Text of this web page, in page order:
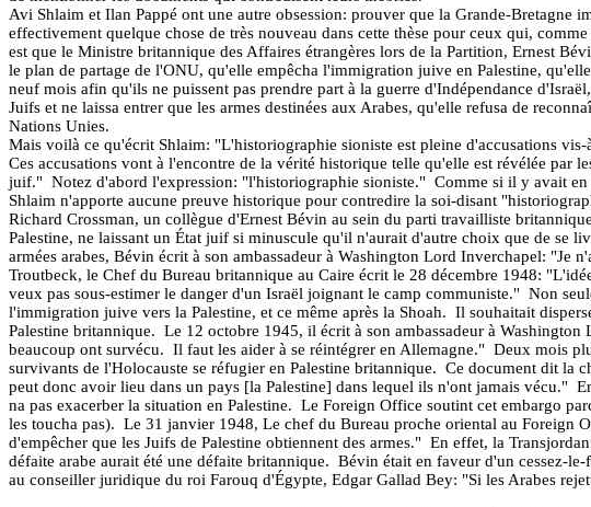
Avi Shlaim et Ilan Pappé ont une autre obsession: prouver que la Grande-Bretagne
effectivement quelque chose de très nouveau dans cette thèse pour ceux qui,
est que le Ministre britannique des Affaires étrangères lors de la Partition, Ernest
le plan de partage de l'ONU, qu'elle empêcha l'immigration juive en Palestine,
neuf mois afin qu'ils ne puissent pas prendre part à la guerre d'Indépendance
Juifs et ne laissa entrer que les armes destinées aux Arabes, qu'elle refusa de reconna
Nations Unies.
Mais voilà ce qu'écrit Shlaim: "L'historiographie sioniste est pleine d'accusations
Ces accusations vont à l'encontre de la vérité historique telle qu'elle est révélée par
juif." Notez d'abord l'expression: "l'historiographie sioniste." Comme si il y avait
Shlaim n'apporte aucune preuve historique pour contredire la soi-disant
Richard Crossman, un collègue d'Ernest Bévin au sein du parti travailliste
Palestine, ne laissant un État juif si minuscule qu'il n'aurait d'autre choix que de se
armées arabes, Bévin écrit à son ambassadeur à Washington Lord Inverchapel:
Troutbeck, le Chef du Bureau britannique au Caire écrit le 28 décembre 1948:
veux pas sous-estimer le danger d'un Israël joignant le camp communiste." Non
l'immigration juive vers la Palestine, et ce même après la Shoah. Il souhaitait
Palestine britannique. Le 12 octobre 1945, il écrit à son ambassadeur à
beaucoup ont survécu. Il faut les aider à se réintégrer en Allemagne." Deux mois
survivants de l'Holocauste se réfugier en Palestine britannique. Ce document dit la
peut donc avoir lieu dans un pays [la Palestine] dans lequel ils n'ont jamais vécu."
na pas exacerber la situation en Palestine. Le Foreign Office soutint cet embargo
les toucha pas). Le 31 janvier 1948, Le chef du Bureau proche oriental au Foreign
d'empêcher que les Juifs de Palestine obtiennent des armes." En effet, la
défaite arabe aurait été une défaite britannique. Bévin était en faveur d'un cessez-
au conseiller juridique du roi Farouq d'Égypte, Edgar Gallad Bey: "Si les Arabes